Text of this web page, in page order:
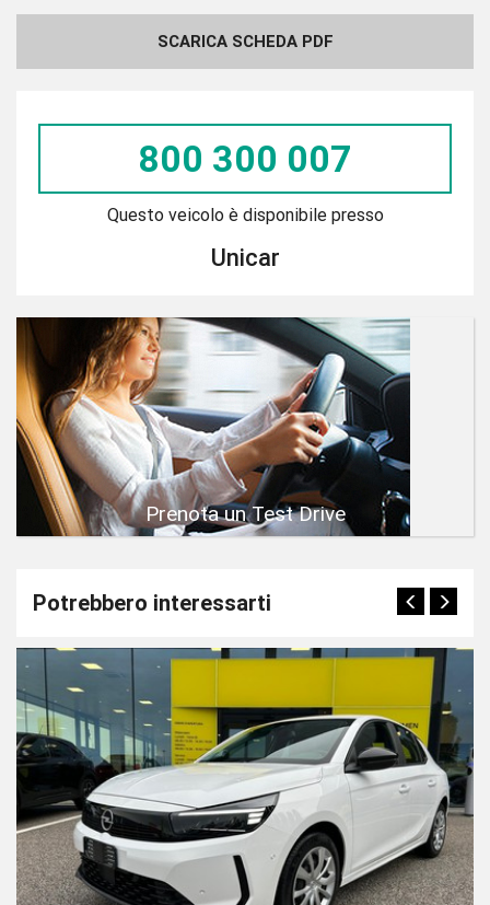
SCARICA SCHEDA PDF
800 300 007
Questo veicolo è disponibile presso
Unicar
Prenota un Test Drive
Potrebbero interessarti